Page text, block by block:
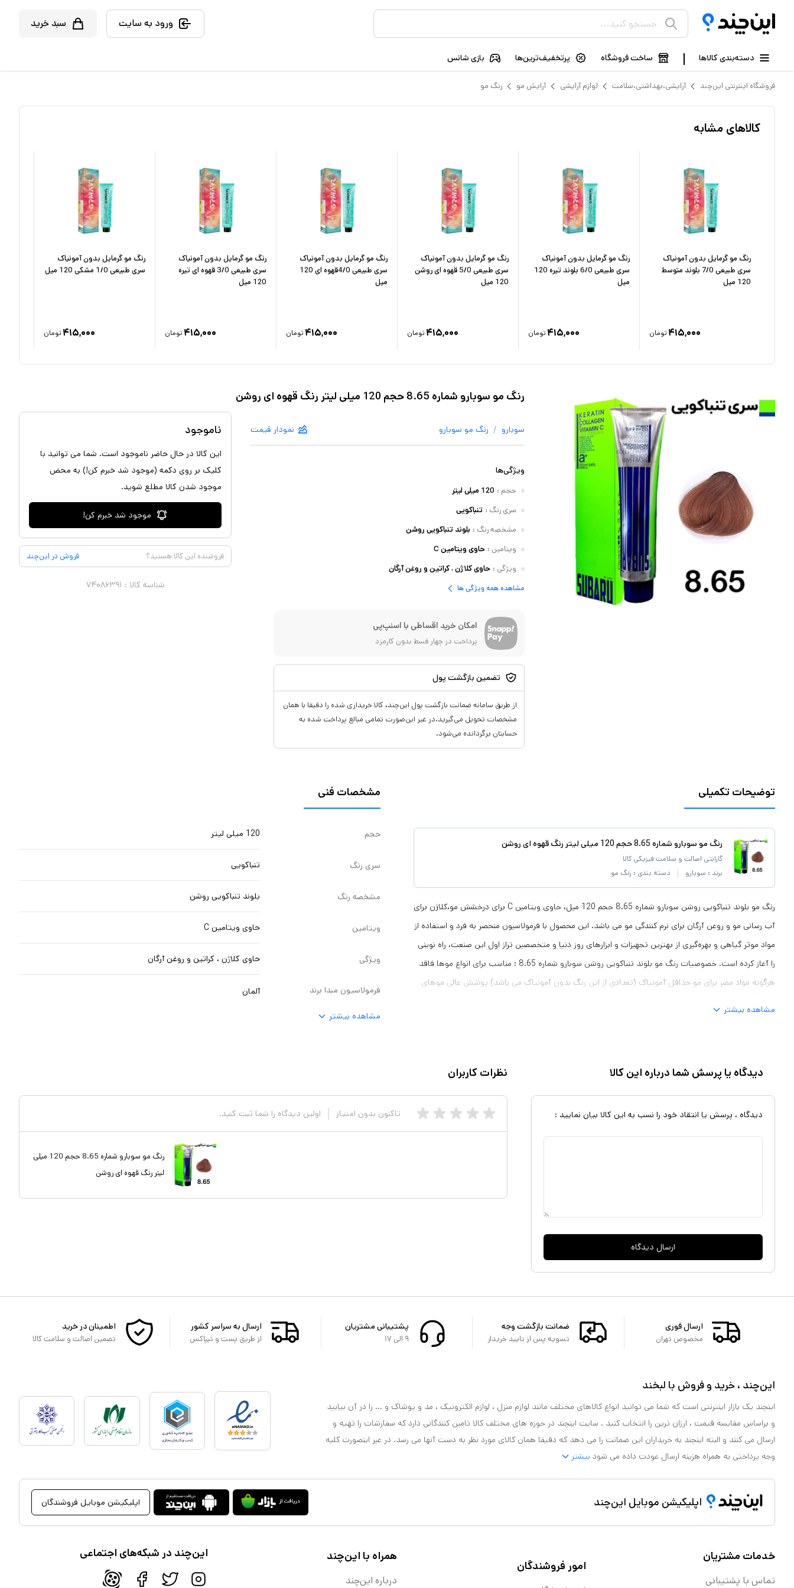
ورود به سایت سبد خرید
دسته‌بندی کالاها ساخت فروشگاه پرتخفیف‌ترین‌ها بازی شانس
فروشگاه اینترنتی این‌چند آرایشی،بهداشتی،سلامت لوازم آرایشی آرایش مو رنگ مو
کالاهای مشابه
رنگ مو گرمایل بدون آمونیاک
سری طبیعی 7/0 بلوند متوسط
120 میل
۴۱۵,۰۰۰ تومان
رنگ مو گرمایل بدون آمونیاک
سری طبیعی 6/0 بلوند تیره 120
میل
۴۱۵,۰۰۰ تومان
رنگ مو گرمایل بدون آمونیاک
سری طبیعی 5/0 قهوه ای روشن
120 میل
۴۱۵,۰۰۰ تومان
رنگ مو گرمایل بدون آمونیاک
سری طبیعی 4/0قهوه ای 120
میل
۴۱۵,۰۰۰ تومان
رنگ مو گرمایل بدون آمونیاک
سری طبیعی 3/0 قهوه ای تیره
120 میل
۴۱۵,۰۰۰ تومان
رنگ مو گرمایل بدون آمونیاک
سری طبیعی 1/0 مشکی 120 میل
۴۱۵,۰۰۰ تومان
رنگ مو سوبارو شماره 8.65 حجم 120 میلی لیتر رنگ قهوه ای روشن
سوبارو / رنگ مو سوبارو نمودار قیمت
ویژگی‌ها
حجم : 120 میلی لیتر
سری رنگ : تنباکویی
مشخصه رنگ : بلوند تنباکویی روشن
ویتامین : حاوی ویتامین C
ویژگی : حاوی کلاژن ، کراتین و روغن آرگان
مشاهده همه ویژگی ها
امکان خرید اقساطی با اسنپ‌پی
پرداخت در چهار قسط بدون کارمزد
تضمین بازگشت پول
از طریق سامانه ضمانت بازگشت پول این‌چند، کالا خریداری شده را دقیقا با همان
مشخصات تحویل می‌گیرید.در غیر این‌صورت تمامی مبالغ پرداخت شده به
حسابتان برگردانده می‌شود.
ناموجود
این کالا در حال حاضر ناموجود است. شما می توانید با
کلیک بر روی دکمه (موجود شد خبرم کن!) به محض
موجود شدن کالا مطلع شوید.
موجود شد خبرم کن!
فروشنده این کالا هستید؟ فروش در این‌چند
شناسه کالا : ۷۴۰۸۶۳۹۱
توضیحات تکمیلی
رنگ مو سوبارو شماره 8.65 حجم 120 میلی لیتر رنگ قهوه ای روشن
گارانتی اصالت و سلامت فیزیکی کالا
برند : سوبارو دسته بندی : رنگ مو
رنگ مو بلوند تنباکویی روشن سوبارو شماره 8.65 حجم 120 میل، حاوی ویتامین C برای درخشش مو،کلاژن برای
آب رسانی مو و روغن آرگان برای نرم کنندگی مو می باشد. این محصول با فرمولاسیون منحصر به فرد و استفاده از
مواد موثر گیاهی و بهره‌گیری از بهترین تجهیزات و ابزارهای روز دنیا و متخصصین تراز اول این صنعت، راه نوینی
را آغاز کرده است. خصوصیات رنگ مو بلوند تنباکویی روشن سوبارو شماره 8.65 : مناسب برای انواع موها فاقد
هرگونه مواد مضر برای مو حداقل آمونیاک (تعدادی از این رنگ بدون آمونیاک می باشد) پوشش عالی موهای
مشاهده بیشتر
مشخصات فنی
حجم 120 میلی لیتر
سری رنگ تنباکویی
مشخصه رنگ بلوند تنباکویی روشن
ویتامین حاوی ویتامین C
ویژگی حاوی کلاژن ، کراتین و روغن آرگان
فرمولاسیون مبدا برند آلمان
مشاهده بیشتر
دیدگاه یا پرسش شما درباره این کالا
دیدگاه ، پرسش یا انتقاد خود را نسب به این کالا بیان نمایید :
ارسال دیدگاه
نظرات کاربران
تاکنون بدون امتیاز اولین دیدگاه را شما ثبت کنید.
رنگ مو سوبارو شماره 8.65 حجم 120 میلی
لیتر رنگ قهوه ای روشن
ارسال فوری
مخصوص تهران
ضمانت بازگشت وجه
تسویه پس از تایید خریدار
پشتیبانی مشتریان
۹ الی ۱۷
ارسال به سراسر کشور
از طریق پست و تیپاکس
اطمینان در خرید
تضمین اصالت و سلامت کالا
این‌چند ، خرید و فروش با لبخند
اینچند یک بازار اینترنتی است که شما می توانید انواع کالاهای مختلف مانند لوازم منزل ، لوازم الکترونیک ، مد و پوشاک و ... را در آن بیابید
و براساس مقایسه قیمت ، ارزان ترین را انتخاب کنید . سایت اینچند در حوزه های مختلف کالا تامین کنندگانی دارد که سفارشات را تهیه و
ارسال می کنند و البته اینچند به خریداران این ضمانت را می دهد که دقیقا همان کالای مورد نظر به دست آنها می رسد. در غیر اینصورت کلیه
وجه پرداختی به همراه هزینه ارسال عودت داده می شود بیشتر
اپلیکیشن موبایل این‌چند اپلیکیشن موبایل فروشندگان
خدمات مشتریان
تماس با پشتیبانی
امور فروشندگان
همراه با این‌چند
درباره این‌چند
این‌چند در شبکه‌های اجتماعی